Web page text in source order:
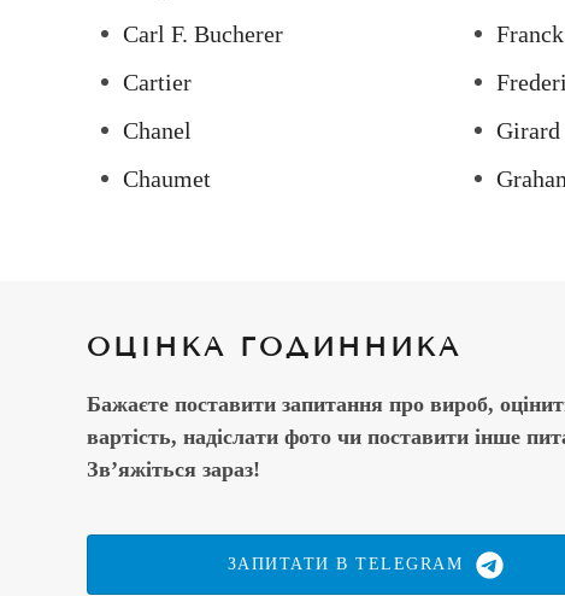
Carl F. Bucherer
Cartier
Chanel
Chaumet
Girard
ОЦІНКА ГОДИННИКА
Бажаєте поставити запитання про вироб,
вартість, надіслати фото чи поставити інше
Зв’яжіться зараз!
ЗАПИТАТИ В TELEGRAM